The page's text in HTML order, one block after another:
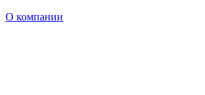
О компании